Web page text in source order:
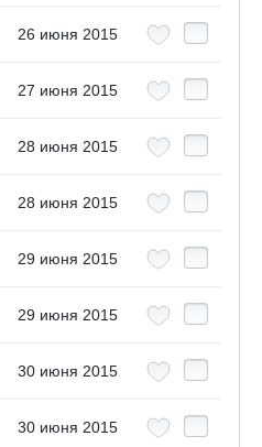
26 июня 2015
27 июня 2015
28 июня 2015
28 июня 2015
29 июня 2015
29 июня 2015
30 июня 2015
30 июня 2015